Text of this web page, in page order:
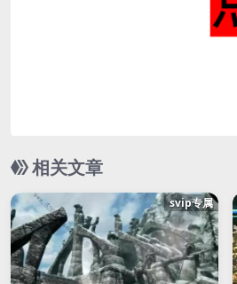
相关文章
svip专属